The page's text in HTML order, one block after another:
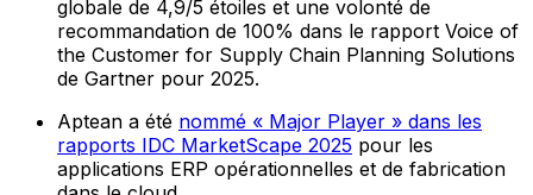
globale de 4,9/5 étoiles et une volonté de
recommandation de 100% dans le rapport Voice of
the Customer for Supply Chain Planning Solutions
de Gartner pour 2025.
Aptean a été nommé « Major Player » dans les
rapports IDC MarketScape 2025 pour les
applications ERP opérationnelles et de fabrication